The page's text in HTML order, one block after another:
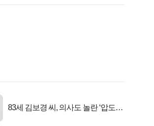
83세 김보경 씨, 의사도 놀란 ‘압도적